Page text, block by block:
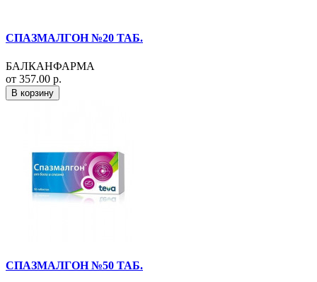
СПАЗМАЛГОН №20 ТАБ.
БАЛКАНФАРМА
от 357.00 р.
В корзину
СПАЗМАЛГОН №50 ТАБ.